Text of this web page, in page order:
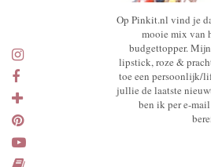
Op Pinkit.nl vind je
mooie mix van
budgettopper.
lipstick, roze &
toe een persoonlijk/
jullie de laatste
ben ik per e-